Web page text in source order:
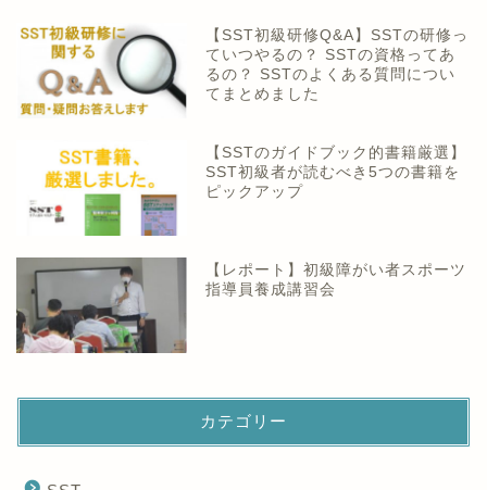
【SST初級研修Q&A】SSTの研修っ
ていつやるの？ SSTの資格ってあ
るの？ SSTのよくある質問につい
てまとめました
【SSTのガイドブック的書籍厳選】
SST初級者が読むべき5つの書籍を
ピックアップ
【レポート】初級障がい者スポーツ
指導員養成講習会
カテゴリー